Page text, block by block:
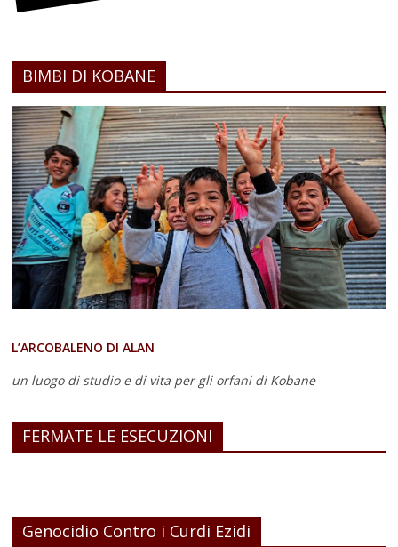
BIMBI DI KOBANE
L’ARCOBALENO DI ALAN
un luogo di studio e di vita per gli orfani di Kobane
FERMATE LE ESECUZIONI
Genocidio Contro i Curdi Ezidi